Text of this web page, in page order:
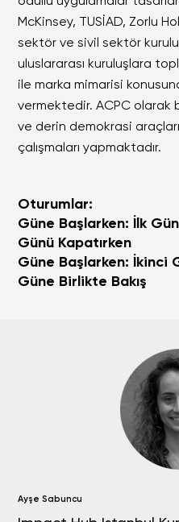
McKinsey, TUSİAD, Zorlu
sektör ve sivil sektör
uluslararası kuruluşlara
ile marka mimarisi
vermektedir. ACPC olarak
ve derin demokrasi
çalışmaları yapmaktadır.
Oturumlar:
Güne Başlarken: İlk
Günü Kapatırken
Güne Başlarken: İkinci
Güne Birlikte Bakış
Ayşe Sabuncu